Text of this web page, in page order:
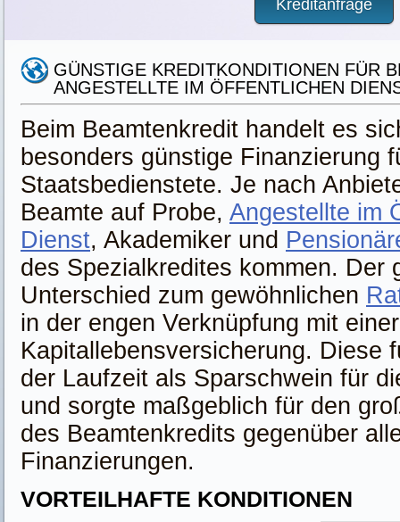
Kreditanfrage
GÜNSTIGE KREDITKONDITIONEN FÜR
ANGESTELLTE IM ÖFFENTLICHEN
Beim Beamtenkredit handelt es
besonders günstige Finanzierung
Staatsbedienstete. Je nach
Beamte auf Probe, Angestellte im
Dienst, Akademiker und
des Spezialkredites kommen. Der
Unterschied zum gewöhnlichen
in der engen Verknüpfung mit einer
Kapitallebensversicherung. Diese
der Laufzeit als Sparschwein für
und sorgte maßgeblich für den
des Beamtenkredits gegenüber
Finanzierungen.
VORTEILHAFTE KONDITIONEN